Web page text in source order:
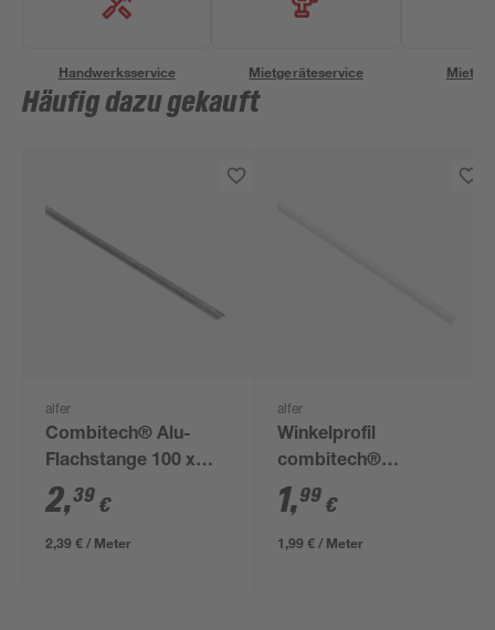
Handwerksservice Mietgeräteservice
Häufig dazu gekauft
alfer
Combitech® Alu-
Flachstange 100 x
1,15 x 0,2 cm
2,39 €
2,39 € / Meter
alfer
Winkelprofil
combitech®
Aluminium
1,99 €
1,99 € / Meter